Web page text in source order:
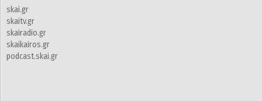
skai.gr
skaitv.gr
skairadio.gr
skaikairos.gr
podcast.skai.gr